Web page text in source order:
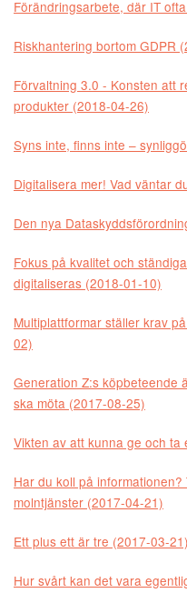
Förändringsarbete, där IT
Riskhantering bortom GDPR
Förvaltning 3.0 - Konsten att
produkter (2018-04-26)
Syns inte, finns inte –
Digitalisera mer! Vad väntar
Den nya
Fokus på kvalitet och
digitaliseras (2018-01-10)
Multiplattformar ställer krav
02)
Generation Z:s köpbeteende
ska möta (2017-08-25)
Vikten av att kunna ge och
Har du koll på
molntjänster (2017-04-21)
Ett plus ett är tre (2017-03-21)
Hur svårt kan det vara